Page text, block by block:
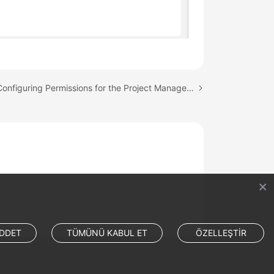
Next topic: Configuring Permissions for the Project Manager Role
TÜMÜNÜ KABUL ET ÖZELLEŞTİR